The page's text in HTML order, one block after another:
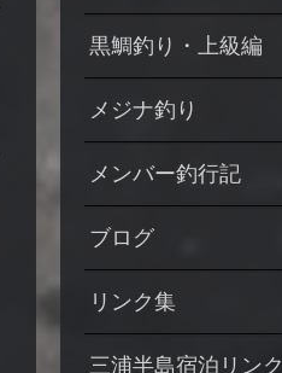
黒鯛釣り・上級編
メジナ釣り
メンバー釣行記
ブログ
リンク集
三浦半島宿泊リンク